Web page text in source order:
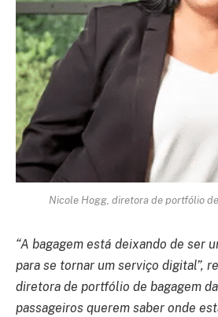
Nicole Hogg, diretora de portfólio
“A bagagem está deixando de ser
para se tornar um serviço digital”,
diretora de portfólio de bagagem da
passageiros querem saber onde